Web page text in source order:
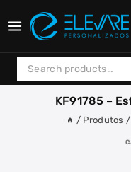
to
Search
for:
KF91785 –
/ Produtos /